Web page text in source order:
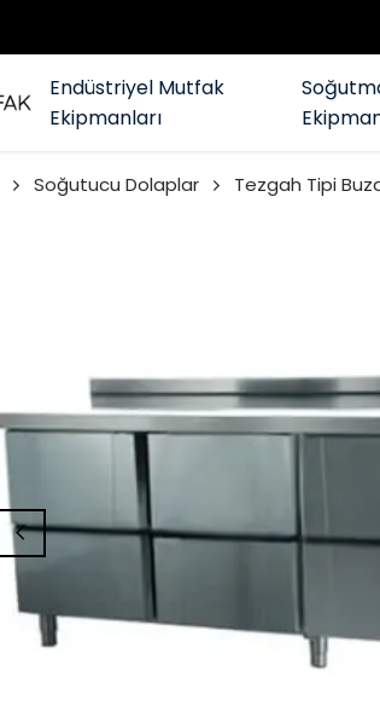
Endüstriyel Mutfak
Ekipmanları
Soğutucu Dolaplar Tezgah Tipi